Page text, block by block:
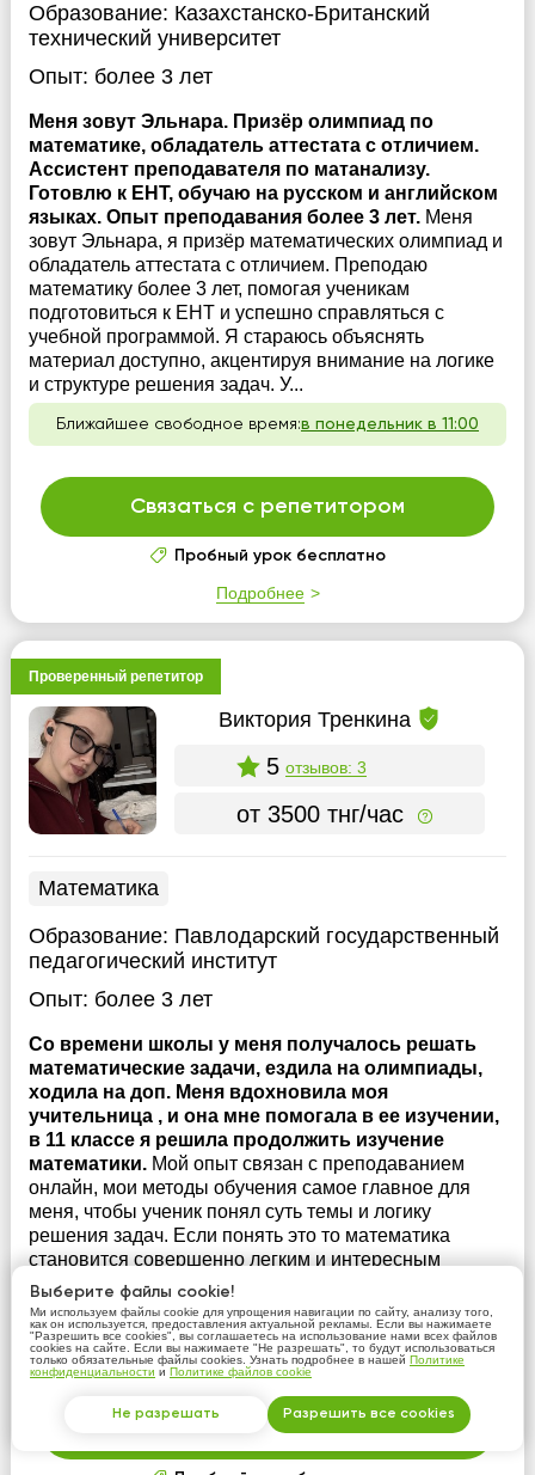
Образование: Казахстанско-Британский
технический университет
Опыт: более 3 лет
Меня зовут Эльнара. Призёр олимпиад по
математике, обладатель аттестата с отличием.
Ассистент преподавателя по матанализу.
Готовлю к ЕНТ, обучаю на русском и английском
языках. Опыт преподавания более 3 лет. Меня
зовут Эльнара, я призёр математических олимпиад и
обладатель аттестата с отличием. Преподаю
математику более 3 лет, помогая ученикам
подготовиться к ЕНТ и успешно справляться с
учебной программой. Я стараюсь объяснять
материал доступно, акцентируя внимание на логике
и структуре решения задач. У...
Ближайшее свободное время:в понедельник в 11:00
Связаться с репетитором
Пробный урок бесплатно
Подробнее
Проверенный репетитор
Виктория Тренкина
5 отзывов: 3
от 3500 тнг/час
Математика
Образование: Павлодарский государственный
педагогический институт
Опыт: более 3 лет
Со времени школы у меня получалось решать
математические задачи, ездила на олимпиады,
ходила на доп. Меня вдохновила моя
учительница , и она мне помогала в ее изучении,
в 11 классе я решила продолжить изучение
математики. Мой опыт связан с преподаванием
онлайн, мои методы обучения самое главное для
меня, чтобы ученик понял суть темы и логику
решения задач. Если понять это то математика
становится совершенно легким и интересным
предметом. Также если трудиться и захотеть понять,
то обязательно все получится, главное пр...
Ближайшее свободное время:завтра в 17:00
Связаться с репетитором
Выберите файлы cookie!
Ми используем файлы cookie для упрощения навигации по сайту, анализу того,
как он используется, предоставления актуальной рекламы. Если вы нажимаете
"Разрешить все cookies", вы соглашаетесь на использование нами всех файлов
cookies на сайте. Если вы нажимаете "Не разрешать", то будут использоваться
только обязательные файлы cookies. Узнать подробнее в нашей Политике
конфиденциальности и Политике файлов cookie
Разрешить все cookies
Не разрешать